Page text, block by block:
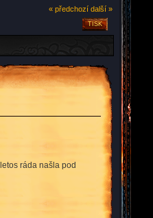
« předchozí další »
TISK
ráda našla pod